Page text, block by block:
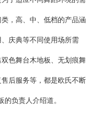
，高、中、低档的产品涵
庆典等不同使用场所需
色舞台木地板、无划痕舞
后服务等，都是欧氏不断
的负责人介绍道。